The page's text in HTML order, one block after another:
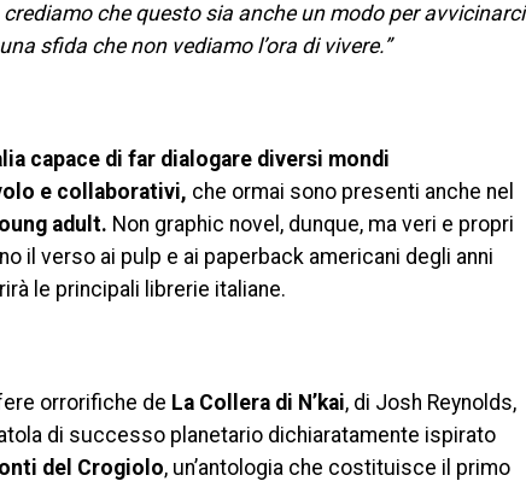
che questo sia anche un modo per avvicinarci
sfida che non vediamo l’ora di vivere.”
capace di far dialogare diversi mondi
e collaborativi, che ormai sono presenti anche nel
adult. Non graphic novel, dunque, ma veri e propri
il verso ai pulp e ai paperback americani degli anni
le principali librerie italiane.
orrorifiche de La Collera di N’kai, di Josh Reynolds,
di successo planetario dichiaratamente ispirato
del Crogiolo, un’antologia che costituisce il primo